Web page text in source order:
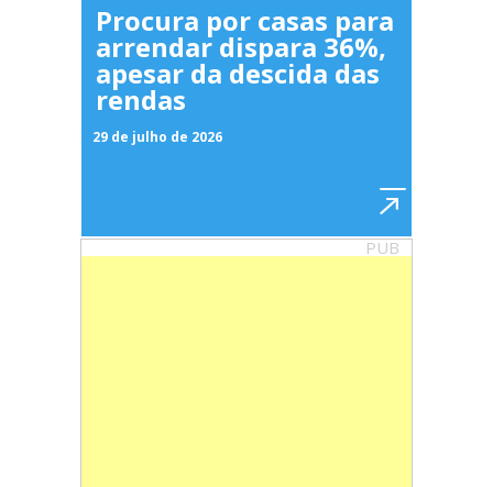
Procura por casas para
arrendar dispara 36%,
apesar da descida das
rendas
29 de julho de 2026
PUB